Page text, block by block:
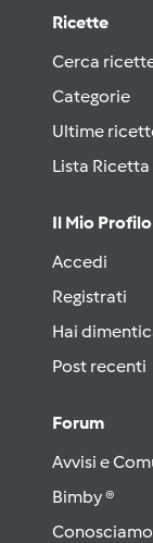
Ricette
Cerca
Categorie
Ultime
Lista
Il Mio Profilo
Accedi
Registrati
Hai
Post recenti
Forum
Avvisi e
Bimby ®